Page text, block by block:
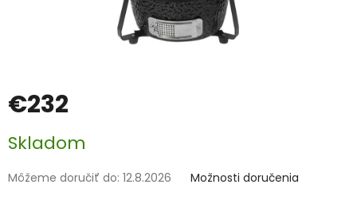
€232
cena:
Skladom
Môžeme doručiť do: 12.8.2026 Možnosti doručenia